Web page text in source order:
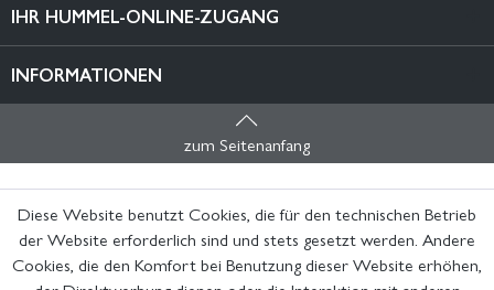
IHR HUMMEL-ONLINE-ZUGANG
INFORMATIONEN
zum Seitenanfang
Diese Website benutzt Cookies, die für den technischen Betrieb
der Website erforderlich sind und stets gesetzt werden. Andere
Cookies, die den Komfort bei Benutzung dieser Website erhöhen,